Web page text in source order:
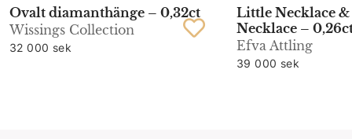
Ovalt diamanthänge – 0,32ct
Wissings Collection
32 000 sek
Little Necklace &
Necklace –
Efva Attling
39 000 sek